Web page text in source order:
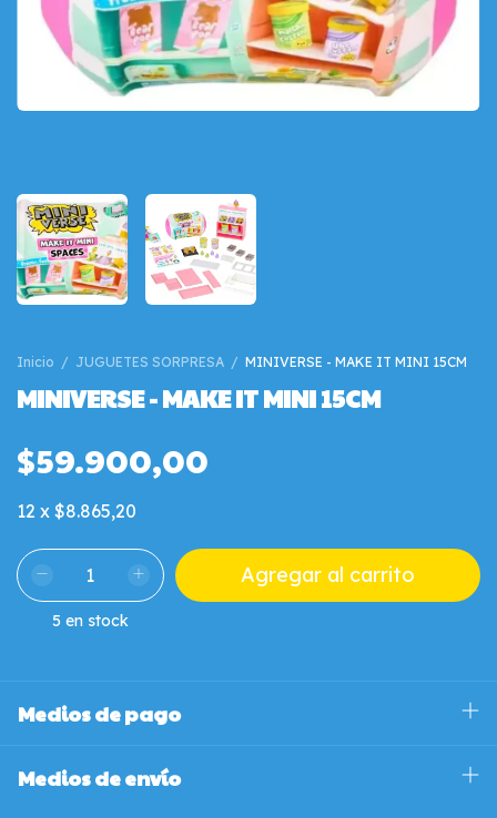
Inicio / JUGUETES SORPRESA / MINIVERSE - MAKE IT MINI 15CM
MINIVERSE - MAKE IT MINI 15CM
$59.900,00
12 x $8.865,20
5 en stock
Medios de pago
Medios de envío